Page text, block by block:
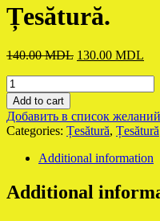
Țesătură.
140.00MDL Original
130.00 MDL
Țesătură.
quantity
Add to cart
Добавить в список желаний
Categories: Țesătură, Țesătură
Additional information
Additional